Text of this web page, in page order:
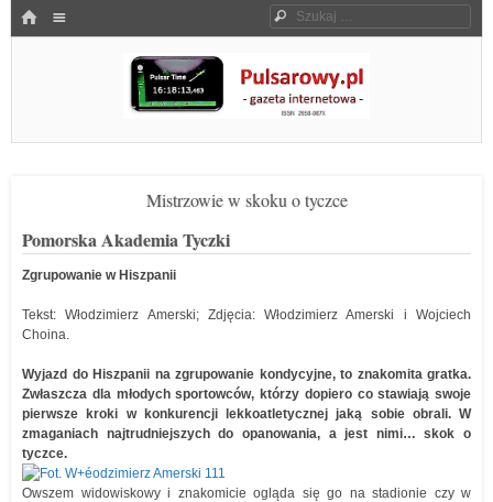
HOME Szukaj
Pulsarowy.pl
Mistrzowie w skoku o tyczce
Pomorska Akademia Tyczki
Zgrupowanie w Hiszpanii
Tekst: Włodzimierz Amerski; Zdjęcia: Włodzimierz Amerski i Wojciech
Choina.
Wyjazd do Hiszpanii na zgrupowanie kondycyjne, to znakomita gratka.
Zwłaszcza dla młodych sportowców, którzy dopiero co stawiają swoje
pierwsze kroki w konkurencji lekkoatletycznej jaką sobie obrali. W
zmaganiach najtrudniejszych do opanowania, a jest nimi… skok o
tyczce.
Owszem widowiskowy i znakomicie ogląda się go na stadionie czy w